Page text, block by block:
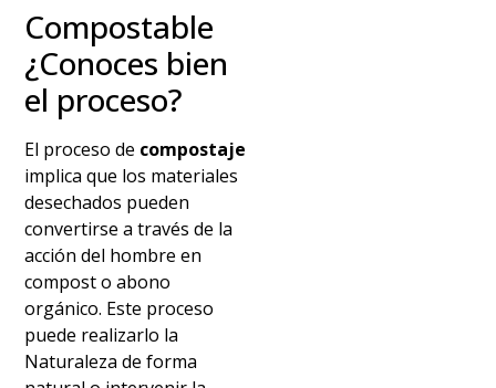
Compostable
¿Conoces bien
el proceso?
El proceso de compostaje
implica que los materiales
desechados pueden
convertirse a través de la
acción del hombre en
compost o abono
orgánico. Este proceso
puede realizarlo la
Naturaleza de forma